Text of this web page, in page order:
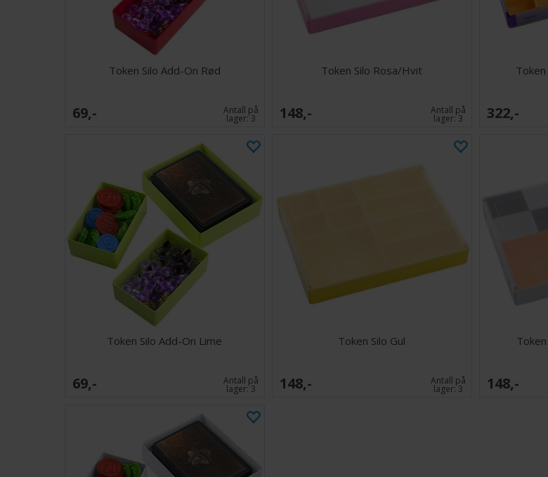
Token Silo Add-On Rød
69,- Antall på
lager:3
Token Silo Rosa/Hvit
148,- Antall på
lager:3 322,-
Token Silo Add-On Lime
69,- Antall på
lager:3
Token Silo Gul
148,- Antall på
lager:3 148,-